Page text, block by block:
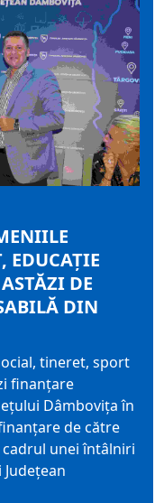
EDUCAȚIE
DE
DIN
tineret, sport
finanțare
Dâmbovița în
de către
unei întâlniri